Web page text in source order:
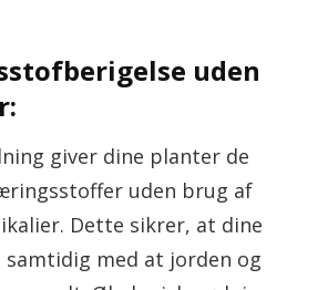
uden
giver dine planter de
uden brug af
Dette sikrer, at dine
med at jorden og